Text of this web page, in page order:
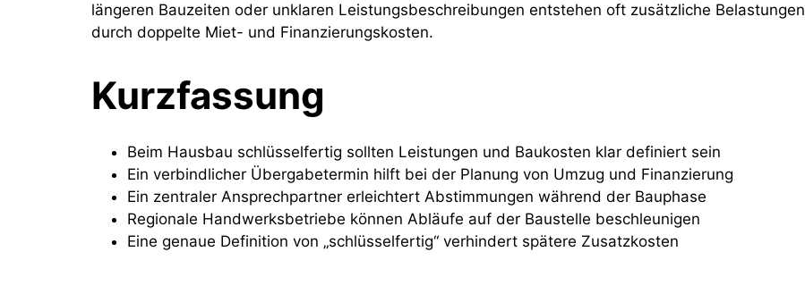
längeren Bauzeiten oder unklaren Leistungsbeschreibungen entstehen oft zusätzliche Belastungen
durch doppelte Miet- und Finanzierungskosten.
Kurzfassung
Beim Hausbau schlüsselfertig sollten Leistungen und Baukosten klar definiert sein
Ein verbindlicher Übergabetermin hilft bei der Planung von Umzug und Finanzierung
Ein zentraler Ansprechpartner erleichtert Abstimmungen während der Bauphase
Regionale Handwerksbetriebe können Abläufe auf der Baustelle beschleunigen
Eine genaue Definition von „schlüsselfertig“ verhindert spätere Zusatzkosten